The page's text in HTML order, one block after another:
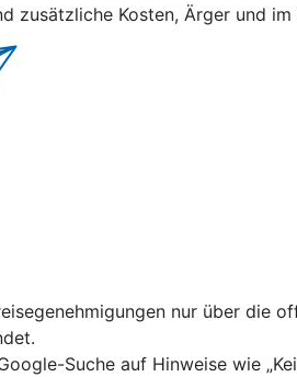
zusätzliche Kosten, Ärger und
nur über die
Suche auf Hinweise wie